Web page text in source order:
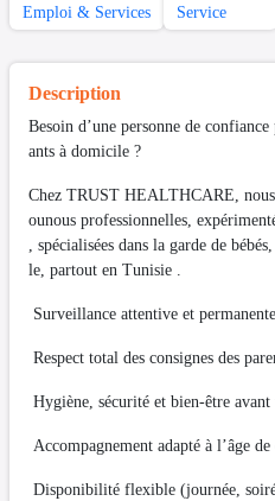
Emploi & Services Service
Description
Besoin d’une personne de
ants à domicile ?
Chez TRUST HEALTHCARE,
ounous professionnelles,
, spécialisées dans la garde de
le, partout en Tunisie .
Surveillance attentive et permanente
Respect total des consignes des
Hygiène, sécurité et bien-être avant
Accompagnement adapté à l’âge
Disponibilité flexible (journée,